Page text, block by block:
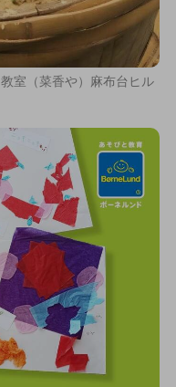
室（菜香や）麻布台ヒル